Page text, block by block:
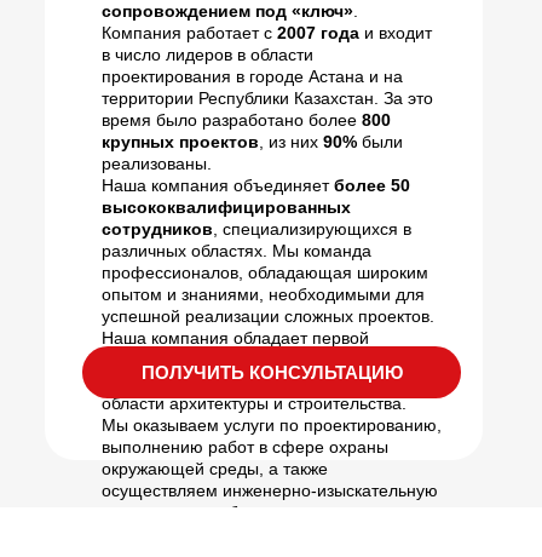
сопровождением под «ключ»
Компания работает с 2007 года и входит
в число лидеров в области
проектирования в городе Астана и на
территории Республики Казахстан. За это
время было разработано более 800
крупных проектов , из них 90% были
реализованы.
Наша компания объединяетболее 50
высококвалифицированных
сотрудников , специализирующихся в
различных областях. Мы команда
профессионалов, обладающая широким
опытом и знаниями, необходимыми для
успешной реализации сложных проектов.
Наша компания обладает первой
выполняет полный комплекс работ в
области архитектуры и строительства.
Мы оказываем услуги по проектированию,
выполнению работ в сфере охраны
окружающей среды, а также
осуществляем инженерно-изыскательную
деятельность, обеспечивая точность,
ПОЛУЧИТЬ КОНСУЛЬТАЦИЮ